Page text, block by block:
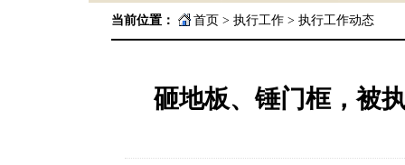
当前位置： 首页 > 执行工作 > 执行工作动态
砸地板、锤门框，被